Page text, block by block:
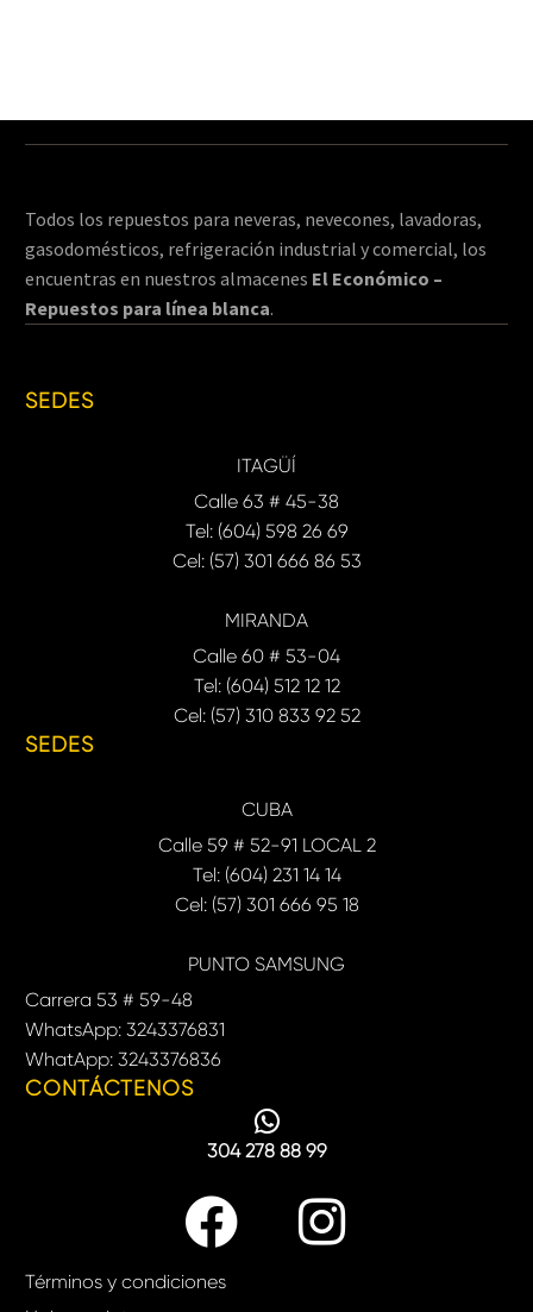
Todos los repuestos para neveras, nevecones, lavadoras,
gasodomésticos, refrigeración industrial y comercial, los
encuentras en nuestros almacenes El Económico –
Repuestos para línea blanca.
SEDES
ITAGÜÍ
Calle 63 # 45-38
Tel: (604) 598 26 69
Cel: (57) 301 666 86 53
MIRANDA
Calle 60 # 53-04
Tel: (604) 512 12 12
Cel: (57) 310 833 92 52
SEDES
CUBA
Calle 59 # 52-91 LOCAL 2
Tel: (604) 231 14 14
Cel: (57) 301 666 95 18
PUNTO SAMSUNG
Carrera 53 # 59-48
WhatsApp: 3243376831
WhatApp: 3243376836
CONTÁCTENOS
304 278 88 99
Términos y condiciones